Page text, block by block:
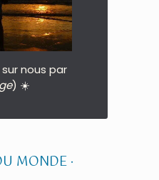
sur nous par
) ☀️
MONDE ·